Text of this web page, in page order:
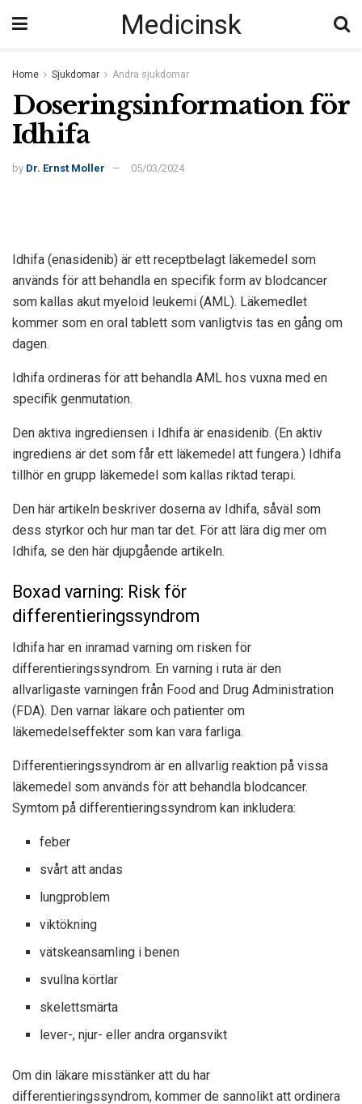
Medicinsk
Home Sjukdomar Andra sjukdomar
Doseringsinformation för
Idhifa
by Dr. Ernst Moller 05/03/2024
Idhifa (enasidenib) är ett receptbelagt läkemedel som
används för att behandla en specifik form av blodcancer
som kallas akut myeloid leukemi (AML). Läkemedlet
kommer som en oral tablett som vanligtvis tas en gång om
dagen.
Idhifa ordineras för att behandla AML hos vuxna med en
specifik genmutation.
Den aktiva ingrediensen i Idhifa är enasidenib. (En aktiv
ingrediens är det som får ett läkemedel att fungera.) Idhifa
tillhör en grupp läkemedel som kallas riktad terapi.
Den här artikeln beskriver doserna av Idhifa, såväl som
dess styrkor och hur man tar det. För att lära dig mer om
Idhifa, se den här djupgående artikeln.
Boxad varning: Risk för
differentieringssyndrom
Idhifa har en inramad varning om risken för
differentieringssyndrom. En varning i ruta är den
allvarligaste varningen från Food and Drug Administration
(FDA). Den varnar läkare och patienter om
läkemedelseffekter som kan vara farliga.
Differentieringssyndrom är en allvarlig reaktion på vissa
läkemedel som används för att behandla blodcancer.
Symtom på differentieringssyndrom kan inkludera:
feber
svårt att andas
lungproblem
viktökning
vätskeansamling i benen
svullna körtlar
skelettsmärta
lever-, njur- eller andra organsvikt
Om din läkare misstänker att du har
differentieringssyndrom, kommer de sannolikt att ordinera